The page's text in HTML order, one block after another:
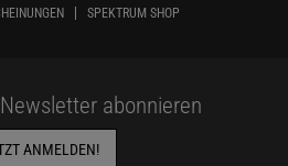
SPEKTRUM SHOP
abonnieren
ANMELDEN!